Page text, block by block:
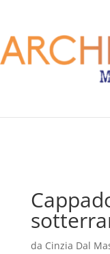
da Cinzia Dal